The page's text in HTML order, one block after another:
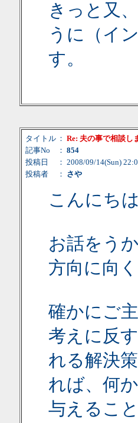
きっと又
うに（イ
す。
タイトル ： Re: 夫の事で相談し
記事No
： 854
投稿日
： 2008/09/14(Sun)
投稿者
： さや
こんにちは
お話をう
方向に向
確かにご
考えに反
れる解決
れば、何
与えるこ